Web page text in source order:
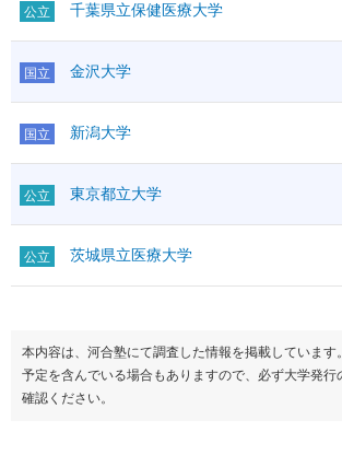
公立 千葉県立保健医療大学
国立 金沢大学
国立 新潟大学
公立 東京都立大学
公立 茨城県立医療大学
本内容は、河合塾にて調査した情報を掲載しています
予定を含んでいる場合もありますので、必ず大学発行
確認ください。